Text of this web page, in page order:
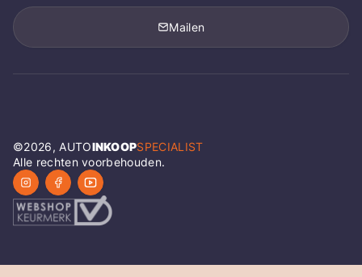
Mailen
©2026, AUTOINKOOPSPECIALIST
Alle rechten voorbehouden.